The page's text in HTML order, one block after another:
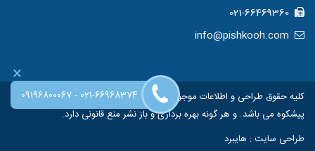
کلیه حقوق طراحی و اطلاعات موجود در این سایت متعلق به فروشگاه اینترنتی
پیشکوه می باشد. و هر گونه بهره برداری و باز نشر منع قانونی دارد.
طراحی سایت: هایبرد
×
09196800067- 021-66968374